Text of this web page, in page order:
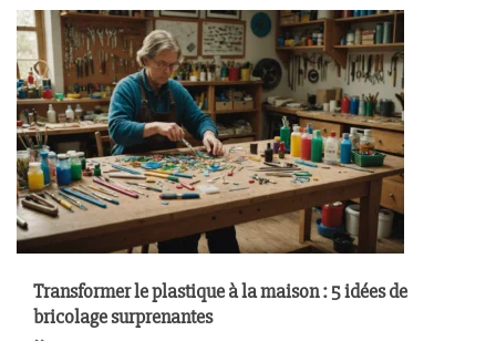
Transformer le plastique à la maison : 5 idées de
bricolage surprenantes